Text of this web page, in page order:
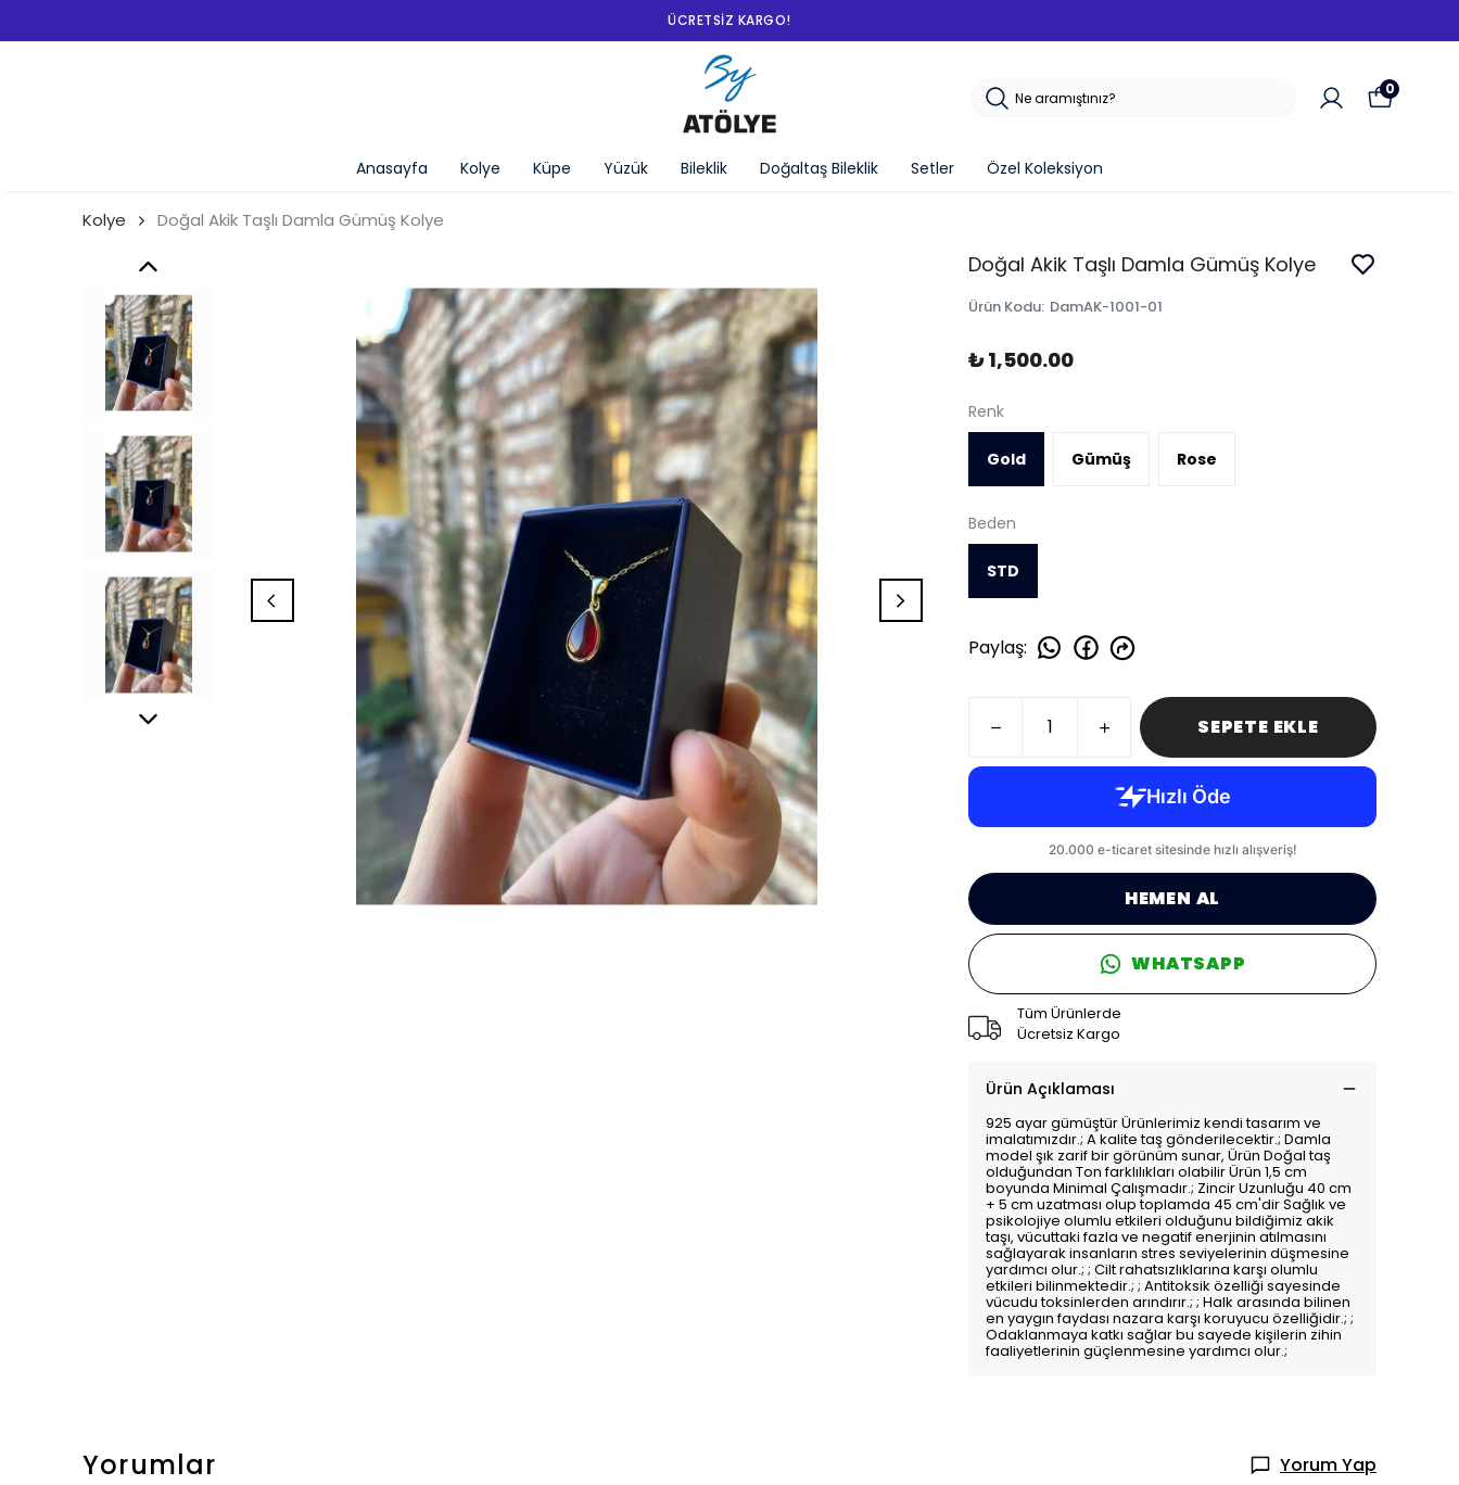
Anasayfa Kolye Küpe Yüzük Bileklik Doğaltaş Bileklik Setler Özel Koleksiyon
0
Kolye Doğal Akik Taşlı Damla Gümüş Kolye
Doğal Akik Taşlı Damla Gümüş Kolye
Ürün Kodu: DamAK-1001-01
₺ 1,500.00
Renk
Gold Gümüş Rose
Beden
STD
Paylaş:
SEPETE EKLE
HEMEN AL
WHATSAPP
Tüm Ürünlerde
Ücretsiz Kargo
Ürün Açıklaması
925 ayar gümüştür Ürünlerimiz kendi tasarım ve
imalatımızdır.; A kalite taş gönderilecektir.; Damla
model şık zarif bir görünüm sunar, Ürün Doğal taş
olduğundan Ton farklılıkları olabilir Ürün 1,5 cm
boyunda Minimal Çalışmadır.; Zincir Uzunluğu 40 cm
+ 5 cm uzatması olup toplamda 45 cm'dir Sağlık ve
psikolojiye olumlu etkileri olduğunu bildiğimiz akik
taşı, vücuttaki fazla ve negatif enerjinin atılmasını
sağlayarak insanların stres seviyelerinin düşmesine
yardımcı olur.; ; Cilt rahatsızlıklarına karşı olumlu
etkileri bilinmektedir.; ; Antitoksik özelliği sayesinde
vücudu toksinlerden arındırır.; ; Halk arasında bilinen
en yaygın faydası nazara karşı koruyucu özelliğidir.; ;
Odaklanmaya katkı sağlar bu sayede kişilerin zihin
faaliyetlerinin güçlenmesine yardımcı olur.;
Yorumlar
Yorum Yap